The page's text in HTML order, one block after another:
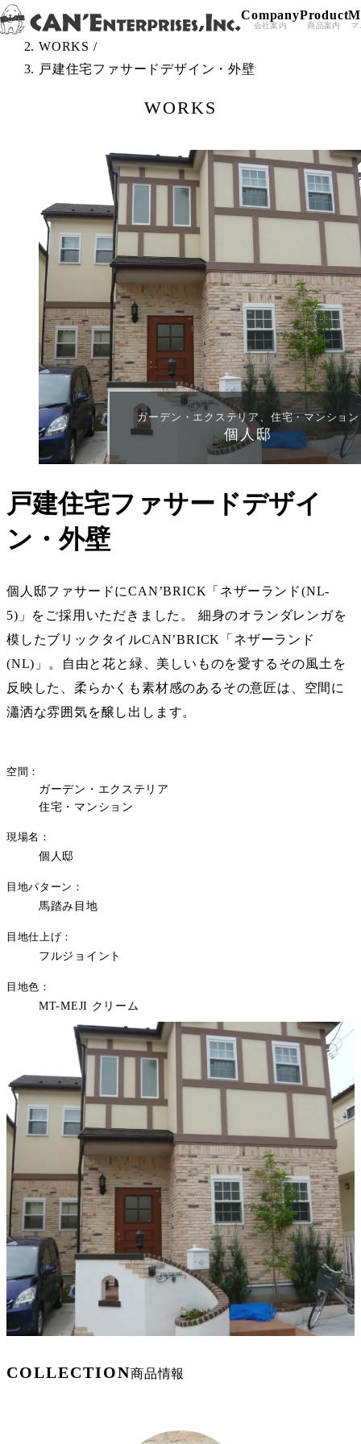
Skip to content
Company
会社案内
Product
商品案内 マ
TOP /
WORKS /
戸建住宅ファサードデザイン・外壁
WORKS
ガーデン・エクステリア、住宅・マンション
個人邸
戸建住宅ファサードデザイ
ン・外壁
個人邸ファサードにCAN’BRICK「ネザーランド(NL-
5)」をご採用いただきました。 細身のオランダレンガを
模したブリックタイルCAN’BRICK「ネザーランド
(NL)」。自由と花と緑、美しいものを愛するその風土を
反映した、柔らかくも素材感のあるその意匠は、空間に
瀟洒な雰囲気を醸し出します。
空間
ガーデン・エクステリア
住宅・マンション
現場名
個人邸
目地パターン
馬踏み目地
目地仕上げ
フルジョイント
目地色
MT-MEJI クリーム
COLLECTION商品情報